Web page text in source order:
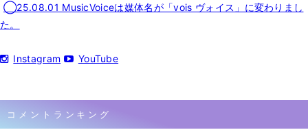
◯25.08.01 MusicVoiceは媒体名が「vois ヴォイス」に変わりまし
た。
Instagram YouTube
コメントランキング